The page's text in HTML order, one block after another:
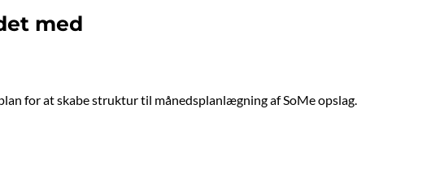
med
for at skabe struktur til månedsplanlægning af SoMe opslag.